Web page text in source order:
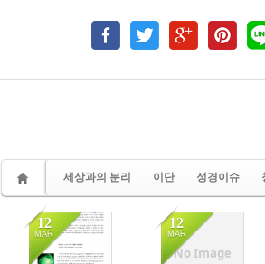
세상과의 분리 이단 성경이슈
12
MAR
No Image
12
MAR